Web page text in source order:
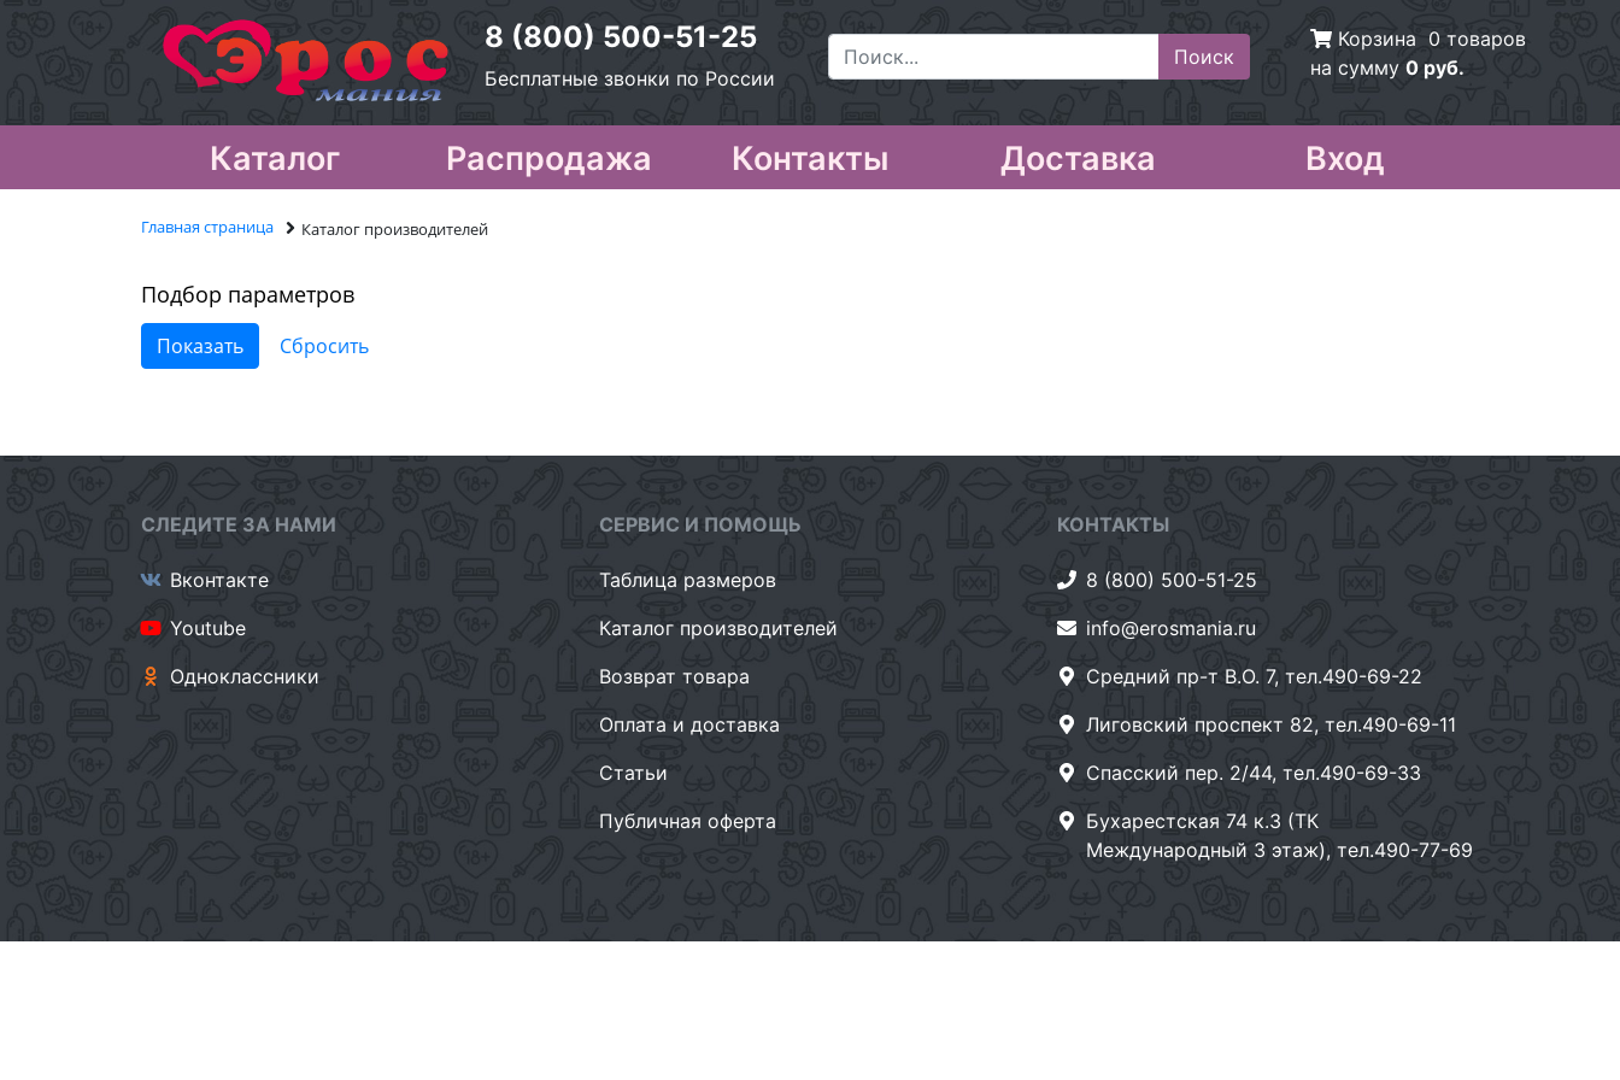
8 (800) 500-51-25
Бесплатные звонки по России
Корзина 0 товаров
на сумму 0 руб.
Каталог Распродажа Контакты Доставка Вход
Главная страница Каталог производителей
Подбор параметров
СЛЕДИТЕ ЗА НАМИ
Вконтакте
Youtube
Одноклассники
СЕРВИС И ПОМОЩЬ
Таблица размеров
Каталог производителей
Возврат товара
Оплата и доставка
Статьи
Публичная оферта
КОНТАКТЫ
8 (800) 500-51-25
info@erosmania.ru
Средний пр-т В.О. 7, тел.490-69-22
Лиговский проспект 82, тел.490-69-11
Спасский пер. 2/44, тел.490-69-33
Бухарестская 74 к.3 (ТК
Международный 3 этаж), тел.490-77-69